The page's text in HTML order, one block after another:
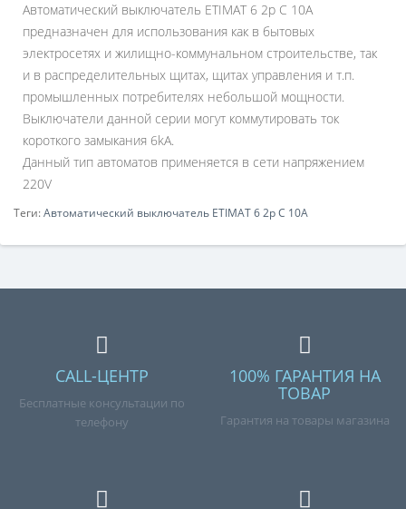
Автоматический выключатель ETIMAT 6 2p С 10А
предназначен для использования как в бытовых
электросетях и жилищно-коммунальном строительстве, так
и в распределительных щитах, щитах управления и т.п.
промышленных потребителях небольшой мощности.
Выключатели данной серии могут коммутировать ток
короткого замыкания 6kA.
Данный тип автоматов применяется в сети напряжением
220V
Теги:Автоматический выключатель ETIMAT 6 2p С 10А
CALL-ЦЕНТР
Бесплатные консультации по
телефону
100% ГАРАНТИЯ НА
ТОВАР
Гарантия на товары магазина